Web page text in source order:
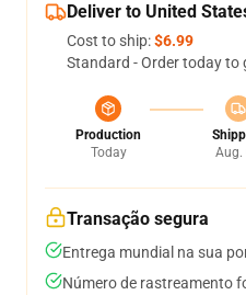
Deliver to United
Cost to ship:$6.99
Standard - Order today to
Production
Today
Aug.
Transação segura
Entrega mundial na sua
Número de rastreamento